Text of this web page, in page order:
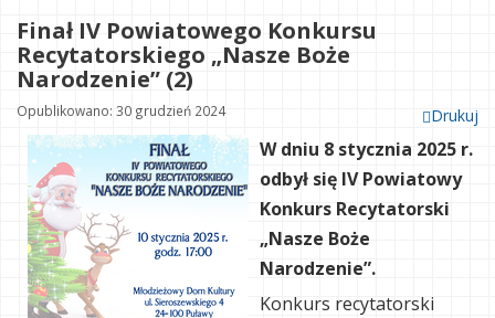
Finał IV Powiatowego Konkursu
Recytatorskiego „Nasze Boże
Narodzenie” (2)
Drukuj
Opublikowano: 30 grudzień 2024
W dniu 8 stycznia 2025 r.
odbył się IV Powiatowy
Konkurs Recytatorski
„Nasze Boże
Narodzenie”.
Konkurs recytatorski